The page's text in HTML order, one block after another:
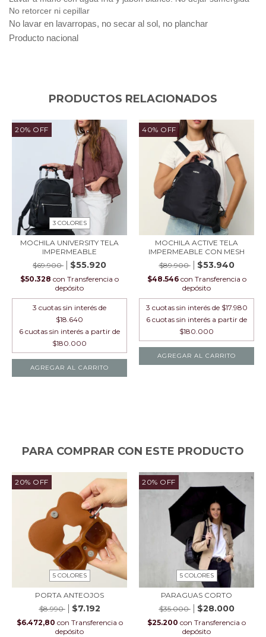
No retorcer ni cepillar
No lavar en lavarropas, no secar al sol, no planchar
Producto nacional
PRODUCTOS RELACIONADOS
20% OFF
3 COLORES
MOCHILA UNIVERSITY TELA
IMPERMEABLE
$69.900
$55.920
$50.328 con Transferencia o
depósito
3 cuotas sin interés de
$18.640
AGREGAR AL CARRITO
40% OFF
MOCHILA ACTIVE TELA
IMPERMEABLE CON MESH
$89.900
$53.940
$48.546 con Transferencia o
depósito
3 cuotas sin interés de $17.980
AGREGAR AL CARRITO
PARA COMPRAR CON ESTE PRODUCTO
20% OFF
5 COLORES
PORTA ANTEOJOS
$8.990
$7.192
$6.472,80 con Transferencia o
depósito
20% OFF
5 COLORES
PARAGUAS CORTO
$35.000
$28.000
$25.200 con Transferencia o
depósito